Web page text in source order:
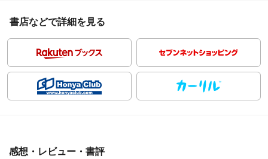
書店などで詳細を見る
感想・レビュー・書評